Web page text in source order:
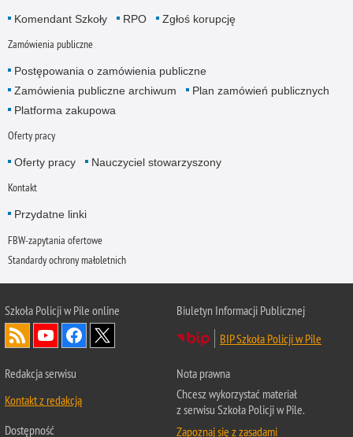
Komendant Szkoły RPO Zgłoś korupcję
Zamówienia publiczne
Postępowania o zamówienia publiczne
Zamówienia publiczne archiwum
Plan zamówień publicznych
Platforma zakupowa
Oferty pracy
Oferty pracy Nauczyciel stowarzyszony
Kontakt
Przydatne linki
FBW-zapytania ofertowe
Standardy ochrony małoletnich
Szkoła Policji w Pile online
Biuletyn Informacji Publicznej
BIP Szkoła Policji w Pile
Redakcja serwisu
Kontakt z redakcją
Dostępność
Nota prawna
Chcesz wykorzystać materiał
z serwisu Szkoła Policji w Pile.
Zapoznaj się z zasadami